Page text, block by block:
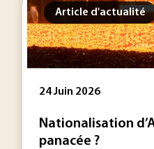
Article d'actualité
24 Juin 2026
Nationalisation
panacée ?